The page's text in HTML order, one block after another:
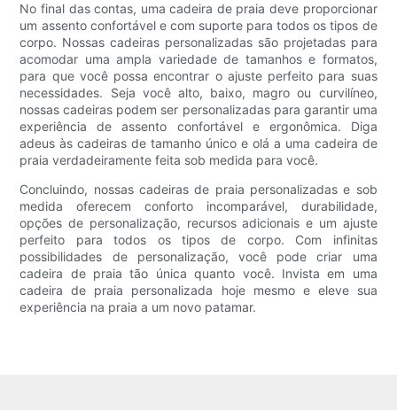
No final das contas, uma cadeira de praia deve proporcionar
um assento confortável e com suporte para todos os tipos de
corpo. Nossas cadeiras personalizadas são projetadas para
acomodar uma ampla variedade de tamanhos e formatos,
para que você possa encontrar o ajuste perfeito para suas
necessidades. Seja você alto, baixo, magro ou curvilíneo,
nossas cadeiras podem ser personalizadas para garantir uma
experiência de assento confortável e ergonômica. Diga
adeus às cadeiras de tamanho único e olá a uma cadeira de
praia verdadeiramente feita sob medida para você.
Concluindo, nossas cadeiras de praia personalizadas e sob
medida oferecem conforto incomparável, durabilidade,
opções de personalização, recursos adicionais e um ajuste
perfeito para todos os tipos de corpo. Com infinitas
possibilidades de personalização, você pode criar uma
cadeira de praia tão única quanto você. Invista em uma
cadeira de praia personalizada hoje mesmo e eleve sua
experiência na praia a um novo patamar.